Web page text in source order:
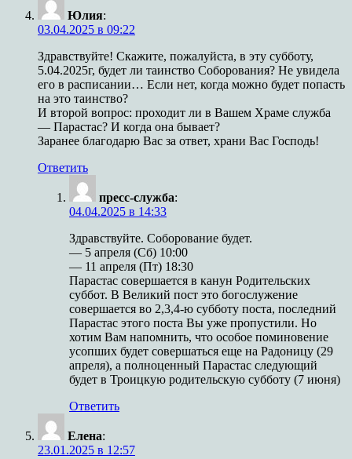
Юлия:
03.04.2025 в 09:22
Здравствуйте! Скажите, пожалуйста, в эту субботу,
5.04.2025г, будет ли таинство Соборования? Не увидела
его в расписании… Если нет, когда можно будет попасть
на это таинство?
И второй вопрос: проходит ли в Вашем Храме служба
— Парастас? И когда она бывает?
Заранее благодарю Вас за ответ, храни Вас Господь!
Ответить
пресс-служба:
04.04.2025 в 14:33
Здравствуйте. Соборование будет.
— 5 апреля (Сб) 10:00
— 11 апреля (Пт) 18:30
Парастас совершается в канун Родительских
суббот. В Великий пост это богослужение
совершается во 2,3,4-ю субботу поста, последний
Парастас этого поста Вы уже пропустили. Но
хотим Вам напомнить, что особое поминовение
усопших будет совершаться еще на Радоницу (29
апреля), а полноценный Парастас следующий
будет в Троицкую родительскую субботу (7 июня)
Ответить
Елена:
23.01.2025 в 12:57